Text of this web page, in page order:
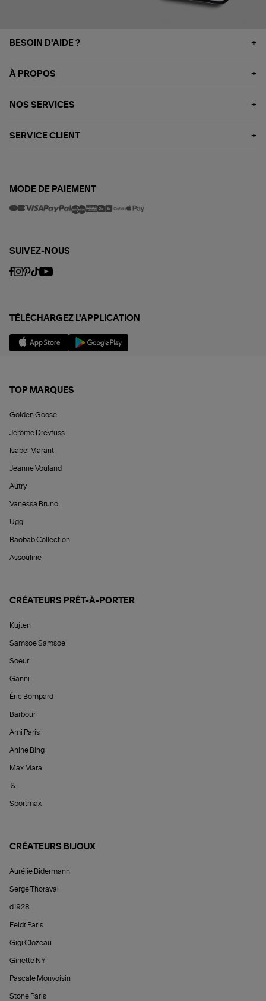
BESOIN D'AIDE ?
À PROPOS
NOS SERVICES
SERVICE CLIENT
MODE DE PAIEMENT
SUIVEZ-NOUS
TÉLÉCHARGEZ L'APPLICATION
TOP MARQUES
Golden Goose
Jérôme Dreyfuss
Isabel Marant
Jeanne Vouland
Autry
Vanessa Bruno
Ugg
Baobab Collection
Assouline
CRÉATEURS PRÊT-À-PORTER
Kujten
Samsoe Samsoe
Soeur
Ganni
Éric Bompard
Barbour
Ami Paris
Anine Bing
Max Mara
&
Sportmax
CRÉATEURS BIJOUX
Aurélie Bidermann
Serge Thoraval
d1928
Feidt Paris
Gigi Clozeau
Ginette NY
Pascale Monvoisin
Stone Paris